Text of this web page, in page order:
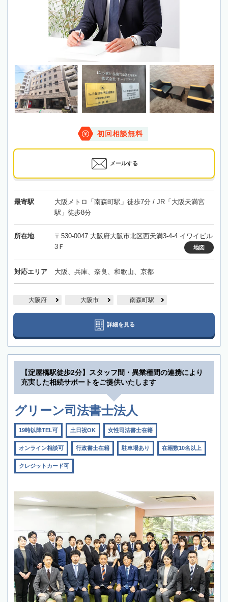
初回相談無料
メールする
最寄駅
大阪メトロ「南森町駅」徒歩7分 / JR「大阪天満宮
駅」徒歩8分
所在地
〒530-0047 大阪府大阪市北区西天満3-4-4 イワイビル
3Ｆ
地図
対応エリア 大阪、兵庫、奈良、和歌山、京都
大阪府 大阪市 南森町駅
詳細を見る
【淀屋橋駅徒歩2分】スタッフ間・異業種間の連携により
充実した相続サポートをご提供いたします
グリーン司法書士法人
19時以降TEL可 土日祝OK 女性司法書士在籍
オンライン相談可 行政書士在籍 駐車場あり 在籍数10名以上
クレジットカード可